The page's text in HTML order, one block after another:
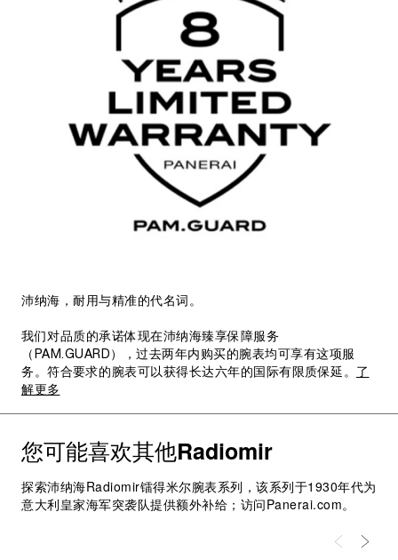
沛纳海，耐用与精准的代名词。
我们对品质的承诺体现在沛纳海臻享保障服务
（PAM.GUARD），过去两年内购买的腕表均可享有这项服
务。符合要求的腕表可以获得长达六年的国际有限质保延。
了
解更多
您可能喜欢其他Radiomir
探索沛纳海Radiomir镭得米尔腕表系列，该系列于1930年代为
意大利皇家海军突袭队提供额外补给；访问Panerai.com。